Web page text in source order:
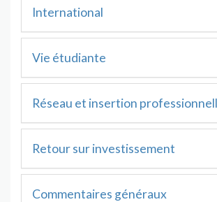
International
Vie étudiante
Réseau et insertion
Retour sur investissement
Commentaires généraux